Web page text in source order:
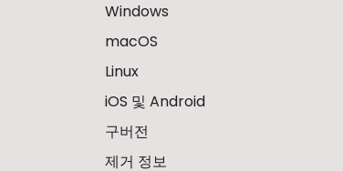
Windows
macOS
Linux
iOS 및 Android
구버전
제거 정보